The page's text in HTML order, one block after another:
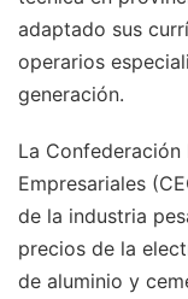
adaptado sus
operarios
generación.
La Confederación
Empresariales
de la industria
precios de la
de aluminio y